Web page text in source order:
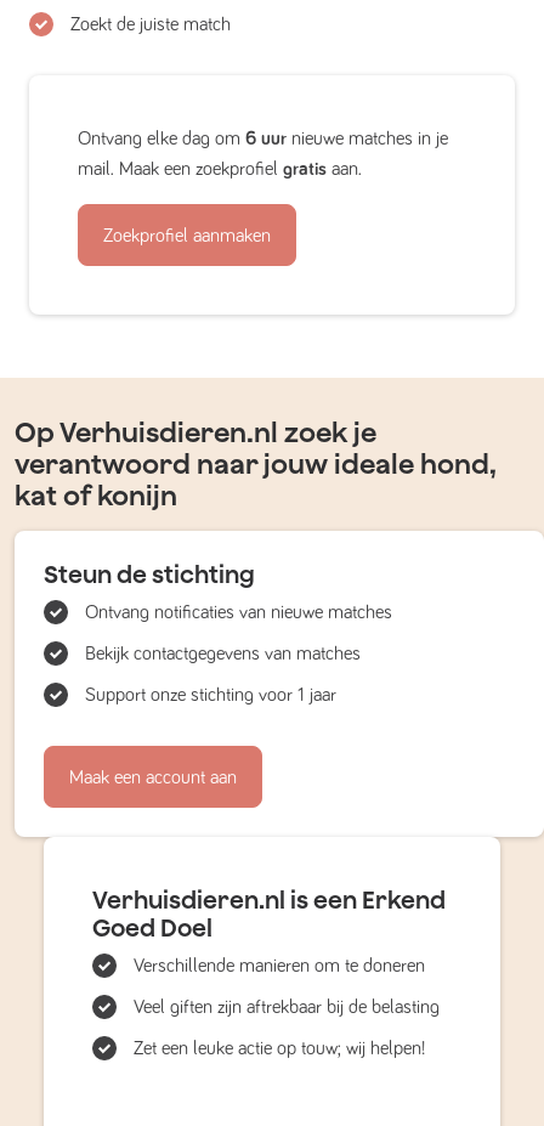
Zoekt de juiste match
Ontvang elke dag om 6 uur nieuwe matches in je
mail. Maak een zoekprofiel gratis aan.
Zoekprofiel aanmaken
Op Verhuisdieren.nl zoek je
verantwoord naar jouw ideale hond,
kat of konijn
Steun de stichting
Ontvang notificaties van nieuwe matches
Bekijk contactgegevens van matches
Support onze stichting voor 1 jaar
Maak een account aan
Verhuisdieren.nl is een Erkend
Goed Doel
Verschillende manieren om te doneren
Veel giften zijn aftrekbaar bij de belasting
Zet een leuke actie op touw; wij helpen!